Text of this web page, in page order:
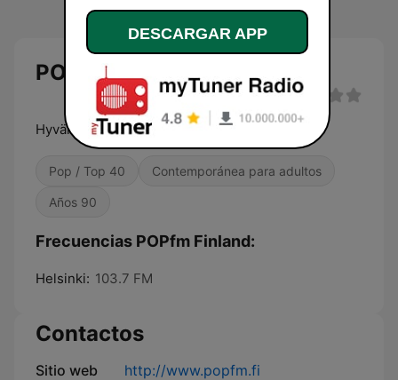
POPfm Finland
Hyvän Mielen Musiikkia
Pop / Top 40 Contemporánea para adultos
Años 90
Frecuencias POPfm Finland:
Helsinki: 103.7 FM
Contactos
Sitio web
http://www.popfm.fi
DESCARGAR APP